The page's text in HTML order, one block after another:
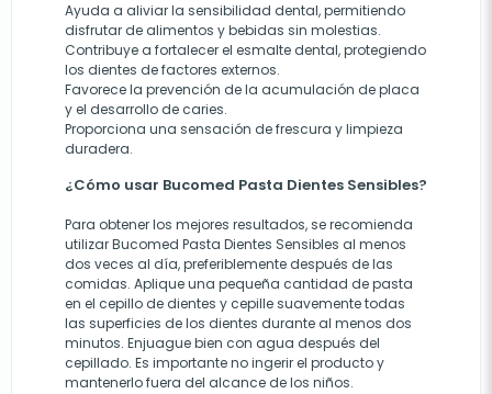
Ayuda a aliviar la sensibilidad dental, permitiendo
disfrutar de alimentos y bebidas sin molestias.
Contribuye a fortalecer el esmalte dental, protegiendo
los dientes de factores externos.
Favorece la prevención de la acumulación de placa
y el desarrollo de caries.
Proporciona una sensación de frescura y limpieza
duradera.
¿Cómo usar Bucomed Pasta Dientes Sensibles?
Para obtener los mejores resultados, se recomienda
utilizar Bucomed Pasta Dientes Sensibles al menos
dos veces al día, preferiblemente después de las
comidas. Aplique una pequeña cantidad de pasta
en el cepillo de dientes y cepille suavemente todas
las superficies de los dientes durante al menos dos
minutos. Enjuague bien con agua después del
cepillado. Es importante no ingerir el producto y
mantenerlo fuera del alcance de los niños.